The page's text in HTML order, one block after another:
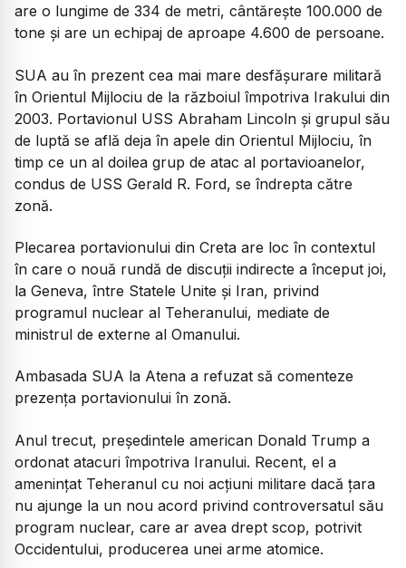
are o lungime de 334 de metri, cântărește 100.000 de
tone și are un echipaj de aproape 4.600 de persoane.
SUA au în prezent cea mai mare desfășurare militară
în Orientul Mijlociu de la războiul împotriva Irakului din
2003. Portavionul USS Abraham Lincoln și grupul său
de luptă se află deja în apele din Orientul Mijlociu, în
timp ce un al doilea grup de atac al portavioanelor,
condus de USS Gerald R. Ford, se îndrepta către
zonă.
Plecarea portavionului din Creta are loc în contextul
în care o nouă rundă de discuții indirecte a început joi,
la Geneva, între Statele Unite și Iran, privind
programul nuclear al Teheranului, mediate de
ministrul de externe al Omanului.
Ambasada SUA la Atena a refuzat să comenteze
prezența portavionului în zonă.
Anul trecut, președintele american Donald Trump a
ordonat atacuri împotriva Iranului. Recent, el a
amenințat Teheranul cu noi acțiuni militare dacă țara
nu ajunge la un nou acord privind controversatul său
program nuclear, care ar avea drept scop, potrivit
Occidentului, producerea unei arme atomice.